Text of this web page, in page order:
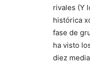
rivales (Y
histórica
fase de
ha visto
diez